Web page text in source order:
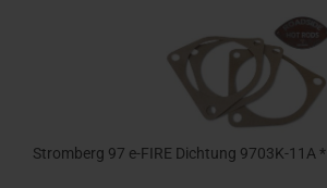
Stromberg 97 e-FIRE Dichtung 9703K-11A *